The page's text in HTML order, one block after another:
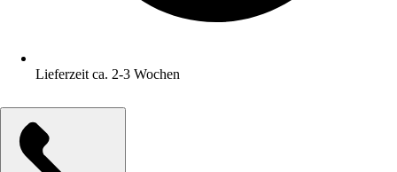
Lieferzeit ca. 2-3 Wochen